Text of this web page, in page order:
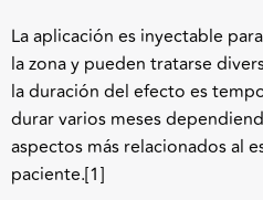
La aplicación es inyectable
la zona y pueden tratarse
la duración del efecto es
durar varios meses
aspectos más relacionados al
paciente.[1]